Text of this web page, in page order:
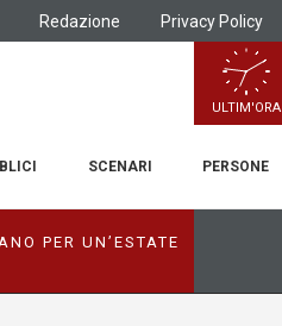
Redazione Privacy Policy
ULTIM'ORA
SCENARI PERSONE
PER UN’ESTATE